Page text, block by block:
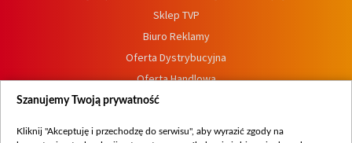
Sklep TVP
Biuro Reklamy
Oferta Dystrybucyjna
Oferta Handlowa
Dostępność
Szanujemy Twoją prywatność
Kliknij "Akceptuję i przechodzę do serwisu", aby wyrazić zgody na